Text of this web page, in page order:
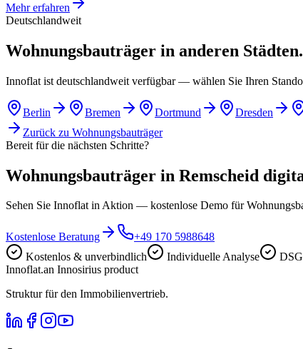
Mehr erfahren
Deutschlandweit
Wohnungsbauträger in anderen Städten.
Innoflat ist deutschlandweit verfügbar — wählen Sie Ihren
Berlin Bremen Dortmund Dresden
Zurück zu Wohnungsbauträger
Bereit für die nächsten Schritte?
Wohnungsbauträger in Remscheid
Sehen Sie Innoflat in Aktion — kostenlose Demo für
Kostenlose Beratung
+49 170 5988648
Kostenlos & unverbindlich
Individuelle Analyse
Innoflat.an Innosirius product
Struktur für den Immobilienvertrieb.